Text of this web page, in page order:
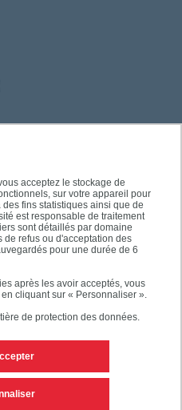
acceptez le stockage de
sur votre appareil pour
fins statistiques ainsi que de
est responsable de traitement
sont détaillés par domaine
de refus ou d'acceptation des
pour une durée de 6
après les avoir acceptés, vous
cliquant sur « Personnaliser ».
de protection des données.